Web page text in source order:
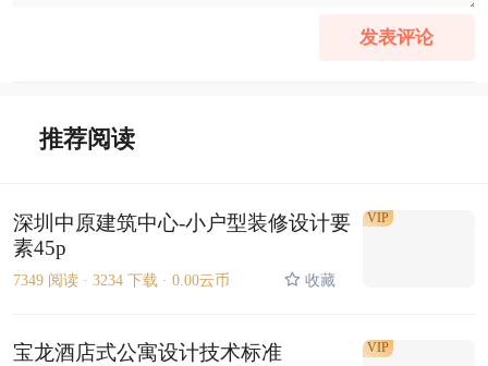
发表评论
推荐阅读
深圳中原建筑中心-小户型装修设计要
素45p
7349 阅读 · 3234 下载 · 0.00云币 收藏
VIP
宝龙酒店式公寓设计技术标准 VIP